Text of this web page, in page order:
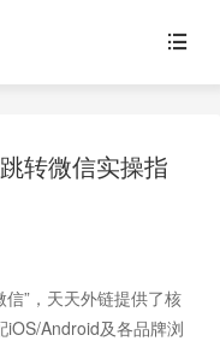
转微信实操指
”，天天外链提供了核
iOS/Android及各品牌浏